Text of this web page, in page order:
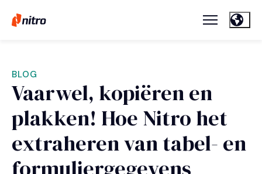
BLOG
Vaarwel, kopiëren en
plakken! Hoe Nitro het
extraheren van tabel- en